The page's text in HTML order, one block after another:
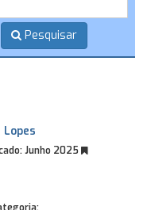
Pesquisar
Junho 2025